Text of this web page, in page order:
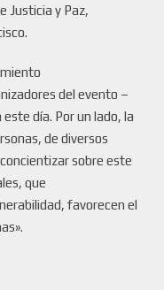
Justicia y Paz,
del evento –
día. Por un lado, la
de diversos
sobre este
que
favorecen el